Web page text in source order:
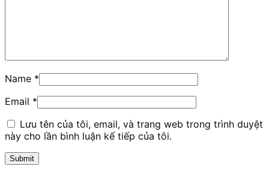
Name *
Email *
Lưu tên của tôi, email, và trang web trong trình duyệt
này cho lần bình luận kế tiếp của tôi.